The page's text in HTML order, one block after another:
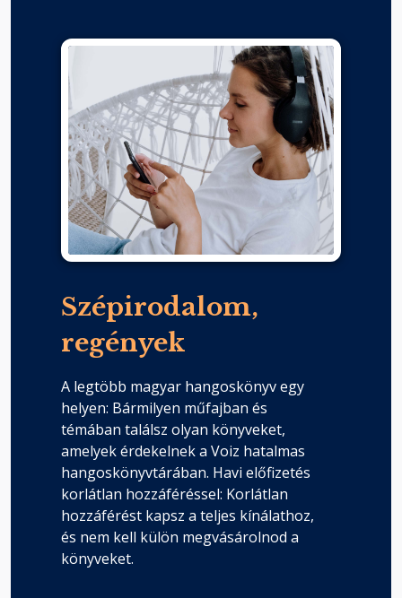
Szépirodalom,
regények
A legtöbb magyar hangoskönyv egy
helyen: Bármilyen műfajban és
témában találsz olyan könyveket,
amelyek érdekelnek a Voiz hatalmas
hangoskönyvtárában. Havi előfizetés
korlátlan hozzáféréssel: Korlátlan
hozzáférést kapsz a teljes kínálathoz,
és nem kell külön megvásárolnod a
könyveket.